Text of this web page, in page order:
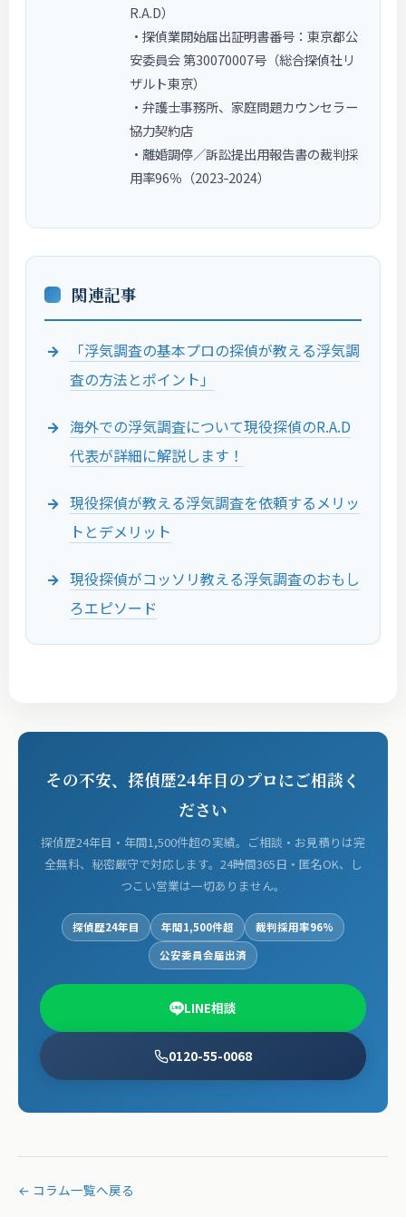
R.A.D）
・探偵業開始届出証明書番号：東京都公
安委員会 第30070007号（総合探偵社リ
ザルト東京）
・弁護士事務所、家庭問題カウンセラー
協力契約店
・離婚調停／訴訟提出用報告書の裁判採
用率96％（2023‑2024）
関連記事
「浮気調査の基本プロの探偵が教える浮気調
査の方法とポイント」
海外での浮気調査について現役探偵のR.A.D
代表が詳細に解説します！
現役探偵が教える浮気調査を依頼するメリッ
トとデメリット
現役探偵がコッソリ教える浮気調査のおもし
ろエピソード
その不安、探偵歴24年目のプロにご相談く
ださい
探偵歴24年目・年間1,500件超の実績。ご相談・お見積りは完
全無料、秘密厳守で対応します。24時間365日・匿名OK、し
つこい営業は一切ありません。
探偵歴24年目 年間1,500件超
裁判採用率96%
公安委員会届出済
0120-55-0068
LINE相談
← コラム一覧へ戻る